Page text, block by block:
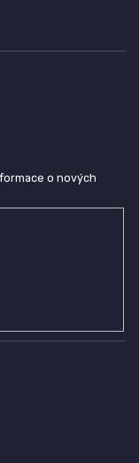
o nových